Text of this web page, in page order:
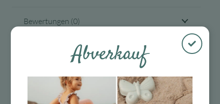
Bewertungen (0)
Abverkauf